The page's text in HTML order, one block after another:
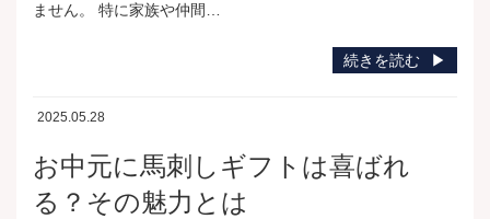
ません。 特に家族や仲間…
続きを読む
2025.05.28
お中元に馬刺しギフトは喜ばれ
る？その魅力とは